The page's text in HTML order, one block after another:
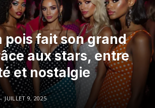
pois fait son grand
aux stars, entre
et nostalgie
JUILLET 9, 2025